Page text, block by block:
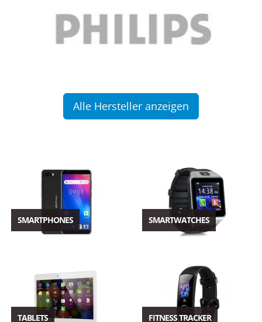
Alle Hersteller anzeigen
SMARTPHONES SMARTWATCHES
TABLETS FITNESS TRACKER